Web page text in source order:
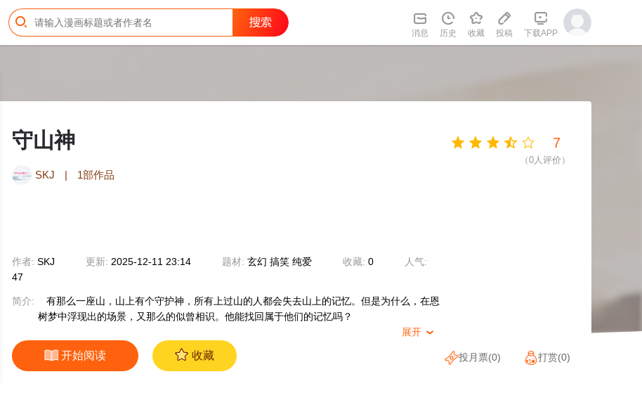
消息 历史 收藏 投稿 下载APP
守山神
SKJ | 1部作品
作者: SKJ 更新: 2025-12-11 23:14 题材: 玄幻 搞笑 纯爱 收藏: 0
人气:
47
简介:
有那么一座山，山上有个守护神，所有上过山的人都会失去山上的记忆。但是为什么，在恩
树梦中浮现出的场景，又那么的似曾相识。他能找回属于他们的记忆吗？
展开 
开始阅读 收藏
7
（0人评价）
投月票(0) 打赏(0)